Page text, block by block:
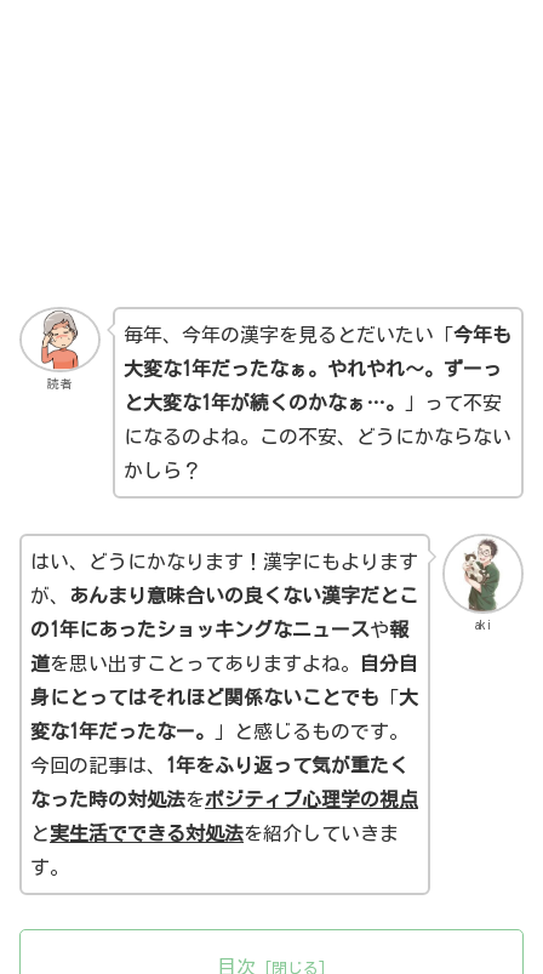
読者
毎年、今年の漢字を見るとだいたい「今年も
大変な1年だったなぁ。やれやれ～。ずーっ
と大変な1年が続くのかなぁ…。
」って不安
になるのよね。この不安、どうにかならない
かしら？
aki
はい、どうにかなります！漢字にもよります
が、 あんまり意味合いの良くない漢字だとこ
の1年にあったショッキングなニュースや報
道を思い出すことってありますよね。
自分自
身にとってはそれほど関係ないことでも 「大
変な1年だったなー。
」と感じるものです。
今回の記事は、 1年をふり返って気が重たく
なった時の対処法をポジティブ心理学の視点
と実生活でできる対処法を紹介していきま
す。
目次